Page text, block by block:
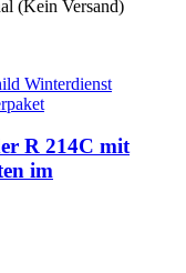
(Kein Versand)
R 214C mit
im